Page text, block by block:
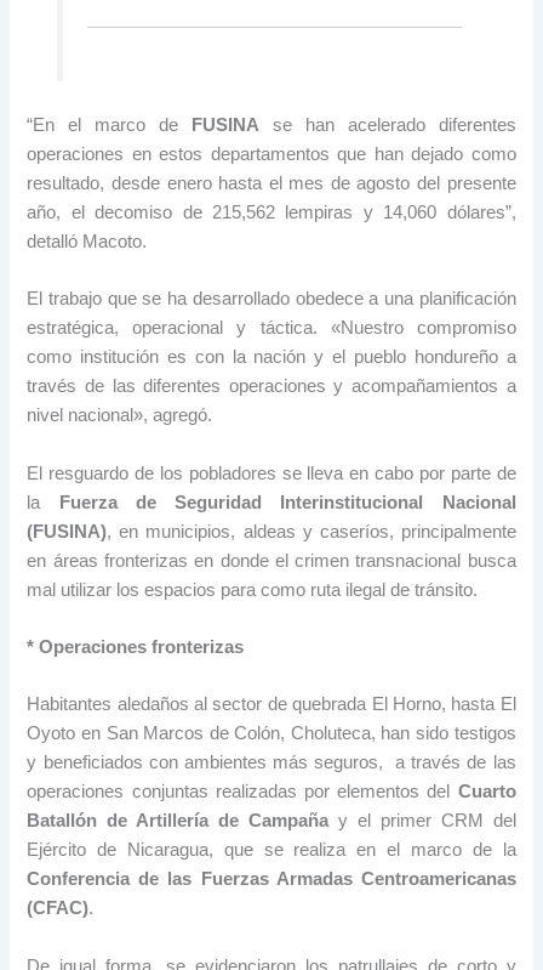
“En el marco de FUSINA se han acelerado diferentes
operaciones en estos departamentos que han dejado como
resultado, desde enero hasta el mes de agosto del presente
año, el decomiso de 215,562 lempiras y 14,060 dólares”,
detalló Macoto.
El trabajo que se ha desarrollado obedece a una planificación
estratégica, operacional y táctica. «Nuestro compromiso
como institución es con la nación y el pueblo hondureño a
través de las diferentes operaciones y acompañamientos a
nivel nacional», agregó.
El resguardo de los pobladores se lleva en cabo por parte de
la
Fuerza de Seguridad Interinstitucional Nacional
(FUSINA), en municipios, aldeas y caseríos, principalmente
en áreas fronterizas en donde el crimen transnacional busca
mal utilizar los espacios para como ruta ilegal de tránsito.
* Operaciones fronterizas
Habitantes aledaños al sector de quebrada El Horno, hasta El
Oyoto en San Marcos de Colón, Choluteca, han sido testigos
y beneficiados con ambientes más seguros, a través de las
operaciones conjuntas realizadas por elementos del Cuarto
Batallón de Artillería de Campañay el primer CRM del
Ejército de Nicaragua, que se realiza en el marco de la
Conferencia de las Fuerzas Armadas Centroamericanas
(CFAC).